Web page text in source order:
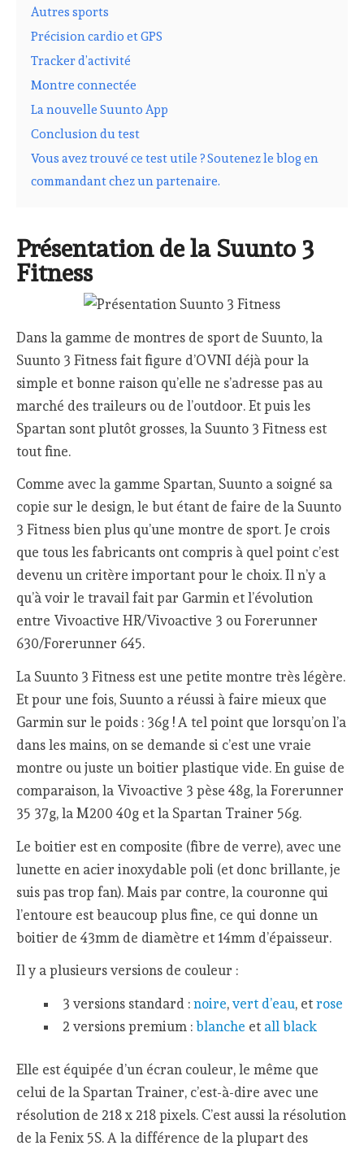
Autres sports
Précision cardio et GPS
Tracker d’activité
Montre connectée
La nouvelle Suunto App
Conclusion du test
Vous avez trouvé ce test utile ? Soutenez le blog en
commandant chez un partenaire.
Présentation de la Suunto 3
Fitness
Dans la gamme de montres de sport de Suunto, la
Suunto 3 Fitness fait figure d’OVNI déjà pour la
simple et bonne raison qu’elle ne s’adresse pas au
marché des traileurs ou de l’outdoor. Et puis les
Spartan sont plutôt grosses, la Suunto 3 Fitness est
tout fine.
Comme avec la gamme Spartan, Suunto a soigné sa
copie sur le design, le but étant de faire de la Suunto
3 Fitness bien plus qu’une montre de sport. Je crois
que tous les fabricants ont compris à quel point c’est
devenu un critère important pour le choix. Il n’y a
qu’à voir le travail fait par Garmin et l’évolution
entre Vivoactive HR/Vivoactive 3 ou Forerunner
630/Forerunner 645.
La Suunto 3 Fitness est une petite montre très légère.
Et pour une fois, Suunto a réussi à faire mieux que
Garmin sur le poids : 36g ! A tel point que lorsqu’on l’a
dans les mains, on se demande si c’est une vraie
montre ou juste un boitier plastique vide. En guise de
comparaison, la Vivoactive 3 pèse 48g, la Forerunner
35 37g, la M200 40g et la Spartan Trainer 56g.
Le boitier est en composite (fibre de verre), avec une
lunette en acier inoxydable poli (et donc brillante, je
suis pas trop fan). Mais par contre, la couronne qui
l’entoure est beaucoup plus fine, ce qui donne un
boitier de 43mm de diamètre et 14mm d’épaisseur.
Il y a plusieurs versions de couleur :
3 versions standard : noire, vert d’eau, et rose
2 versions premium : blanche et all black
Elle est équipée d’un écran couleur, le même que
celui de la Spartan Trainer, c’est-à-dire avec une
résolution de 218 x 218 pixels. C’est aussi la résolution
de la Fenix 5S. A la différence de la plupart des